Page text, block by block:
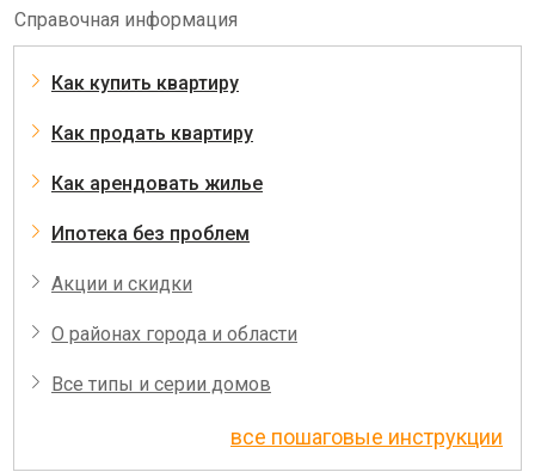
Справочная информация
Как купить квартиру
Как продать квартиру
Как арендовать жилье
Ипотека без проблем
Акции и скидки
О районах города и области
Все типы и серии домов
все пошаговые инструкции